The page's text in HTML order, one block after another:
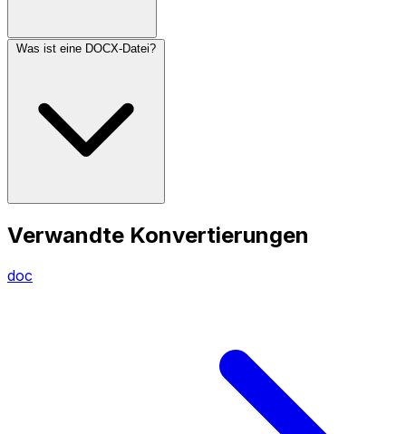
Was ist eine DOCX-Datei?
Verwandte Konvertierungen
doc